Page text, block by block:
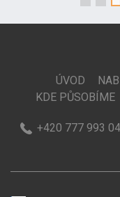
ÚVOD
KDE PŮSOBÍME
+420 777 993